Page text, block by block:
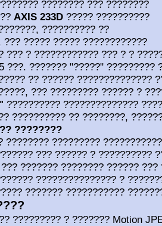
???????? ??? ????????
AXIS 233D ????? ??????????
?????????? ??
??? ????? ????? ????????????
??? ? ???????????? ??? ? ?
???. ??????? "?????" ?????????
?? ?????? ??????????????
??? ????????? ?????? ?
?????????? ??????????????
?????????? ?? ????????,
????????
???????? ?????????
??? ?????? ? ??????????
??????? ???????? ?????? ???
??????????????? ?
??????? ???????????
????????? ? ??????? Motion